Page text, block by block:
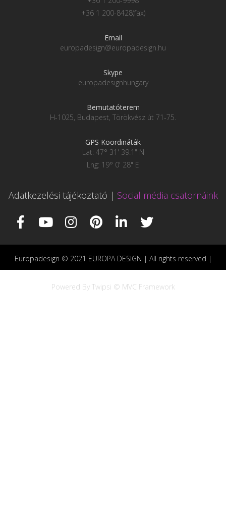
+36 1 200-8428(fax)
Email
europadesign@europadesign.hu
Skype
europadesignhungary
Bemutatóterem
H-1025, Budapest, Törökvész út 71-75.
GPS Koordináták
Lat: 47° 31' 39.1" N
Lng: 19° 0' 28" E
Adatkezelési tájékoztató | Social média csatornáink
Europadesign © 2021 EUROPA DESIGN | All rights reserved |
Powered By Twipsi © MVC Framework